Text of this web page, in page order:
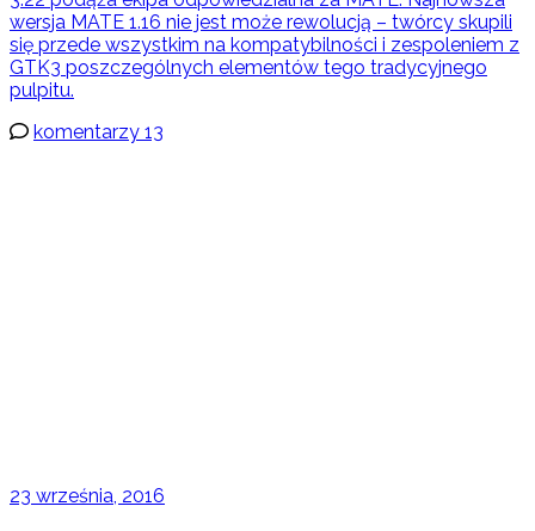
wersja MATE 1.16 nie jest może rewolucją – twórcy skupili
się przede wszystkim na kompatybilności i zespoleniem z
GTK3 poszczególnych elementów tego tradycyjnego
pulpitu.
komentarzy 13
23 września, 2016